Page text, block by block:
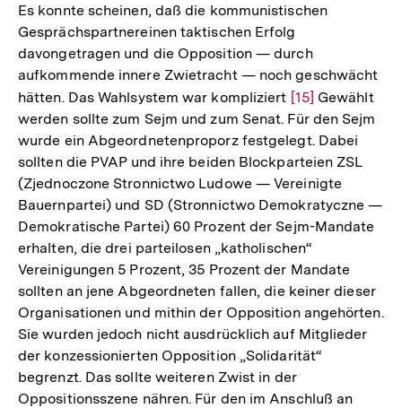
Es konnte scheinen, daß die kommunistischen
Gesprächspartnereinen taktischen Erfolg
davongetragen und die Opposition — durch
aufkommende innere Zwietracht — noch geschwächt
hätten. Das Wahlsystem war kompliziert Zur
Auflösung
der
Fußnote
[15] Gewählt
werden sollte zum Sejm und zum Senat. Für den Sejm
wurde ein Abgeordnetenproporz festgelegt. Dabei
sollten die PVAP und ihre beiden Blockparteien ZSL
(Zjednoczone Stronnictwo Ludowe — Vereinigte
Bauernpartei) und SD (Stronnictwo Demokratyczne —
Demokratische Partei) 60 Prozent der Sejm-Mandate
erhalten, die drei parteilosen „katholischen“
Vereinigungen 5 Prozent, 35 Prozent der Mandate
sollten an jene Abgeordneten fallen, die keiner dieser
Organisationen und mithin der Opposition angehörten.
Sie wurden jedoch nicht ausdrücklich auf Mitglieder
der konzessionierten Opposition „Solidarität“
begrenzt. Das sollte weiteren Zwist in der
Oppositionsszene nähren. Für den im Anschluß an